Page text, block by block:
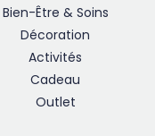
Bien-Être & Soins
Décoration
Activités
Cadeau
Outlet